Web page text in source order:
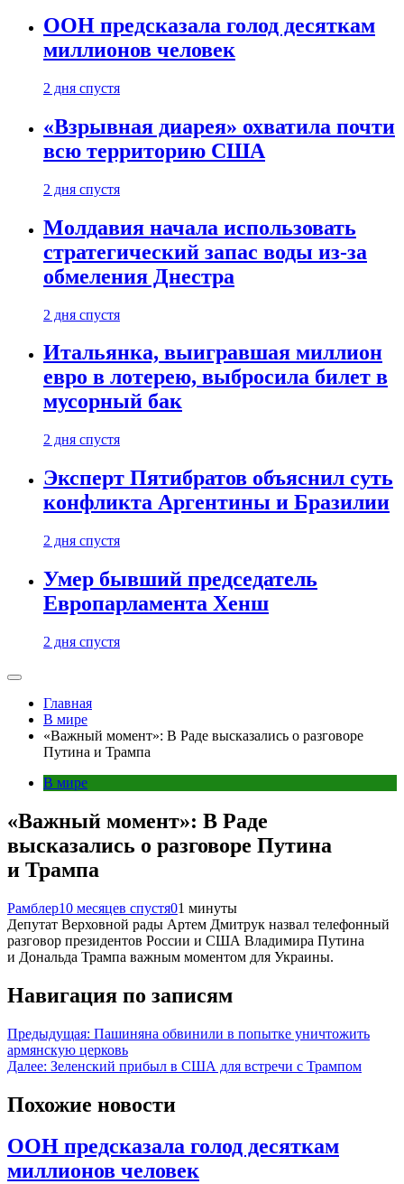
ООН предсказала голод десяткам
миллионов человек
2 дня спустя
«Взрывная диарея» охватила почти
всю территорию США
2 дня спустя
Молдавия начала использовать
стратегический запас воды из-за
обмеления Днестра
2 дня спустя
Итальянка, выигравшая миллион
евро в лотерею, выбросила билет в
мусорный бак
2 дня спустя
Эксперт Пятибратов объяснил суть
конфликта Аргентины и Бразилии
2 дня спустя
Умер бывший председатель
Европарламента Хенш
2 дня спустя
Главная
В мире
«Важный момент»: В Раде высказались о разговоре
Путина и Трампа
В мире
«Важный момент»: В Раде
высказались о разговоре Путина
и Трампа
Рамблер10 месяцев спустя01 минуты
Депутат Верховной рады Артем Дмитрук назвал телефонный
разговор президентов России и США Владимира Путина
и Дональда Трампа важным моментом для Украины.
Навигация по записям
Предыдущая: Пашиняна обвинили в попытке уничтожить
армянскую церковь
Далее: Зеленский прибыл в США для встречи с Трампом
Похожие новости
ООН предсказала голод десяткам
миллионов человек